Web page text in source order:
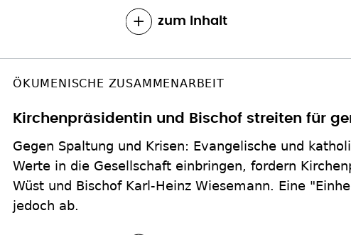
zum Inhalt
ÖKUMENISCHE ZUSAMMENARBEIT
Kirchenpräsidentin und Bischof streiten für
Gegen Spaltung und Krisen: Evangelische und
Werte in die Gesellschaft einbringen, fordern
Wüst und Bischof Karl-Heinz Wiesemann. Eine
jedoch ab.